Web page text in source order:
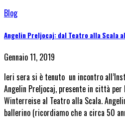
Blog
Angelin Preljocaj: dal Teatro alla Scala
Gennaio 11, 2019
Ieri sera si è tenuto un incontro
Angelin Preljocaj, presente in città
Winterreise al Teatro alla Scala.
ballerino (ricordiamo che a circa 50